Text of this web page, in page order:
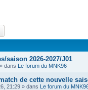
saison 2026-2027/J01
» dans Le forum du MNK96
de cette nouvelle
21:29 » dans Le forum du